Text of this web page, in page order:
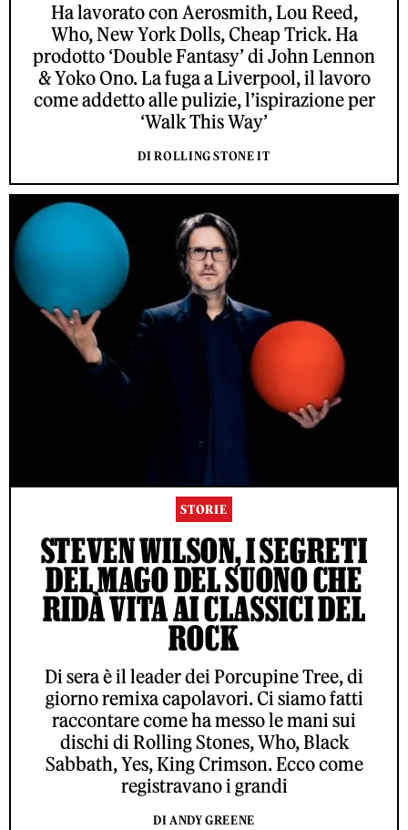
Ha lavorato con Aerosmith, Lou Reed,
Who, New York Dolls, Cheap Trick. Ha
prodotto ‘Double Fantasy’ di John Lennon
& Yoko Ono. La fuga a Liverpool, il lavoro
come addetto alle pulizie, l’ispirazione per
‘Walk This Way’
DI ROLLING STONE IT
STORIE
STEVEN WILSON, I SEGRETI
DEL MAGO DEL SUONO CHE
RIDÀ VITA AI CLASSICI DEL
ROCK
Di sera è il leader dei Porcupine Tree, di
giorno remixa capolavori. Ci siamo fatti
raccontare come ha messo le mani sui
dischi di Rolling Stones, Who, Black
Sabbath, Yes, King Crimson. Ecco come
registravano i grandi
DI ANDY GREENE